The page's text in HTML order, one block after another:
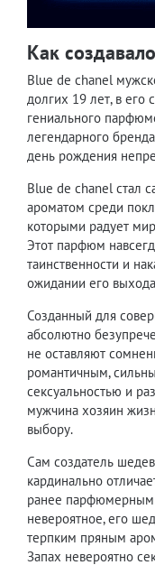
Как
Blue de chanel
долгих 19 лет, в его
гениального
легендарного
день рождения
Blue de chanel
ароматом среди
которыми радует
Этот парфюм
таинственности и
ожидании его
Созданный для
абсолютно
не оставляют
романтичным,
сексуальностью и
мужчина хозяин
выбору.
Сам создатель
кардинально
ранее парфюмерным
невероятное, его
терпким пряным
Запах невероятно